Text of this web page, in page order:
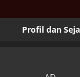
Profil dan